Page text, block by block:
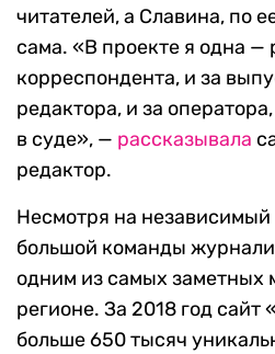
читателей, а Славина, по
сама. «В проекте я одна —
корреспондента, и за
редактора, и за
в суде», — рассказывала
редактор.
Несмотря на независимый
большой команды
одним из самых заметных
регионе. За 2018 год сайт
больше 650 тысяч